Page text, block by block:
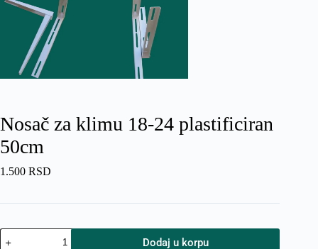
Nosač za klimu 18-24 plastificiran
50cm
1.500 RSD
Nosač
za
Dodaj u korpu